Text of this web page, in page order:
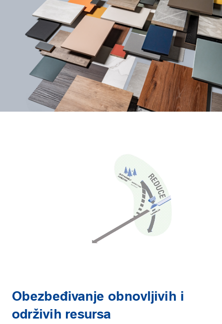
Obezbeđivanje obnovljivih i
održivih resursa